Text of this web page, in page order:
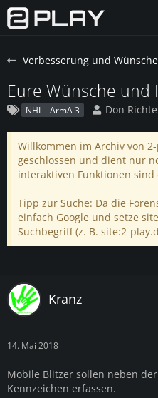
Verbesserung und Wünsche
Eure Wünsche und
NHL - ArmA 3 Don
Willkommen im Archiv von
geschlossen und dient nur
interaktiven Funktionen
Tipp zur Suche: Da die
einfach Google und setze
Suchbegriff (z. B. site:2-
Kranz
14. Mai 2018
Mobile Blitzer sollen neben
Kennzeichen erfassen.